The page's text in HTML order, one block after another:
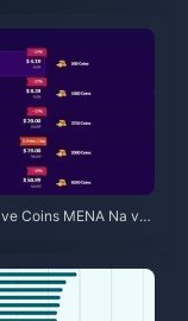
Coins MENA Na v5.